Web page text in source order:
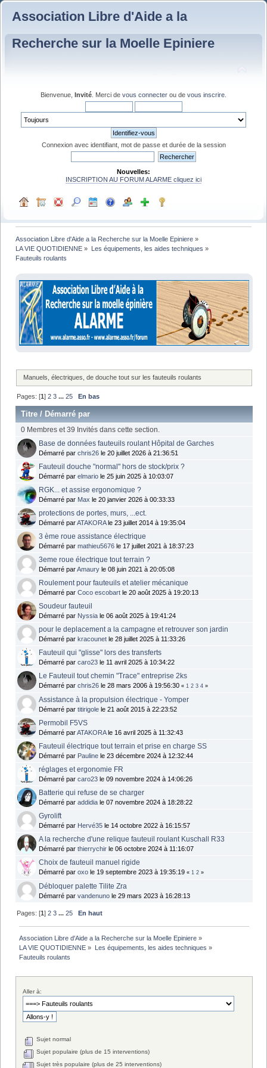
Association Libre d'Aide a la
Recherche sur la Moelle Epiniere
Bienvenue, Invité . Merci de vous connecter ou de vous inscrire
Connexion avec identifiant, mot de passe et durée de la session
Nouvelles:
INSCRIPTION AU FORUM ALARME cliquez ici
Association Libre d'Aide a la Recherche sur la Moelle Epiniere »
LA VIE QUOTIDIENNE » Les équipements, les aides techniques »
Fauteuils roulants
Manuels, électriques, de douche tout sur les fauteuils roulants
Pages: [1]2 3 ...25 En bas
Titre /Démarré par
0 Membres et 39 Invités dans cette section.
Base de données fauteuils roulant Hôpital de Garches
Démarré par chris26 le 20 juillet 2026 à 21:36:51
Fauteuil douche "normal" hors de stock/prix ?
Démarré par elmario le 25 juin 2025 à 10:03:07
RGK... et assise ergonomique ?
Démarré par Max le 20 janvier 2026 à 00:33:33
protections de portes, murs, ...ect.
Démarré parATAKORAle 23 juillet 2014 à 19:35:04
3 ème roue assistance électrique
Démarré par mathieu5676 le 17 juillet 2021 à 18:37:23
3eme roue électrique tout terrain ?
Démarré parAmaury le 08 juin 2021 à 20:05:08
Roulement pour fauteuils et atelier mécanique
Démarré par Coco escobart le 20 août 2025 à 19:20:13
Soudeur fauteuil
Démarré par Nyssia le 06 août 2025 à 19:41:24
pour le deplacement a la campagne et retrouver son jardin
Démarré par kracounet le 28 juillet 2025 à 11:33:26
Fauteuil qui "glisse" lors des transferts
Démarré par caro23 le 11 avril 2025 à 10:34:22
Le Fauteuil tout chemin "Trace" entreprise 2ks
Démarré par chris26 le 28 mars 2006 à 19:56:30 « 1 2 3 4 »
Assistance à la propulsion électrique - Yomper
Démarré par titirigole le 21 août 2015 à 22:23:52
Permobil F5VS
Démarré parATAKORAle 16 avril 2025 à 11:32:43
Fauteuil électrique tout terrain et prise en charge SS
Démarré par Pauline le 23 décembre 2024 à 12:32:44
réglages et ergonomie FR
Démarré par caro23 le 09 novembre 2024 à 14:06:26
Batterie qui refuse de se charger
Démarré par addidia le 07 novembre 2024 à 18:28:22
Gyrolift
Démarré par Hervé35 le 14 octobre 2022 à 16:15:57
A la recherche d'une relique fauteuil roulant Kuschall R33
Démarré par thierrychir le 06 octobre 2024 à 11:16:07
Choix de fauteuil manuel rigide
Démarré par oxo le 19 septembre 2023 à 19:35:19 « 1 2 »
Débloquer palette Tilite Zra
Démarré par vandenuno le 29 mars 2023 à 16:28:13
Pages: [1]2 3 ...25 En haut
Association Libre d'Aide a la Recherche sur la Moelle Epiniere »
LA VIE QUOTIDIENNE » Les équipements, les aides techniques »
Fauteuils roulants
Aller à:
Sujet normal
Sujet populaire (plus de 15 interventions)
Sujet très populaire (plus de 25 interventions)